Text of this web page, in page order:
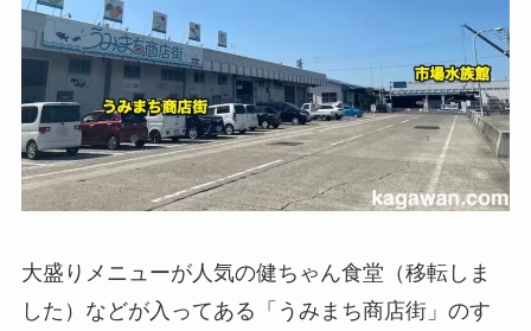
大盛りメニューが人気の健ちゃん食堂（移転しま
した）などが入ってある「うみまち商店街」のす